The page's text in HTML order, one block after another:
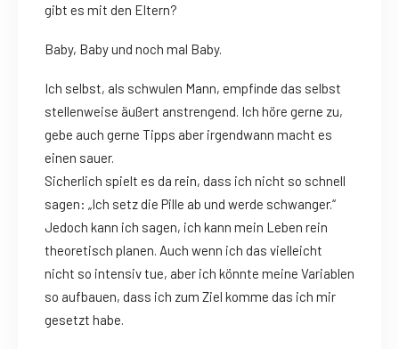
gibt es mit den Eltern?
Baby, Baby und noch mal Baby.
Ich selbst, als schwulen Mann, empfinde das selbst
stellenweise äußert anstrengend. Ich höre gerne zu,
gebe auch gerne Tipps aber irgendwann macht es
einen sauer.
Sicherlich spielt es da rein, dass ich nicht so schnell
sagen: „Ich setz die Pille ab und werde schwanger.“
Jedoch kann ich sagen, ich kann mein Leben rein
theoretisch planen. Auch wenn ich das vielleicht
nicht so intensiv tue, aber ich könnte meine Variablen
so aufbauen, dass ich zum Ziel komme das ich mir
gesetzt habe.